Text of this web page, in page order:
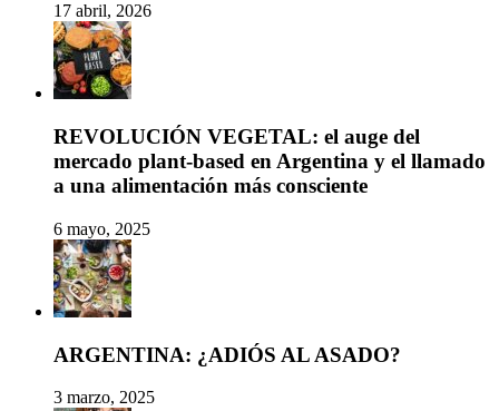
17 abril, 2026
REVOLUCIÓN VEGETAL: el auge del
mercado plant-based en Argentina y el llamado
a una alimentación más consciente
6 mayo, 2025
ARGENTINA: ¿ADIÓS AL ASADO?
3 marzo, 2025